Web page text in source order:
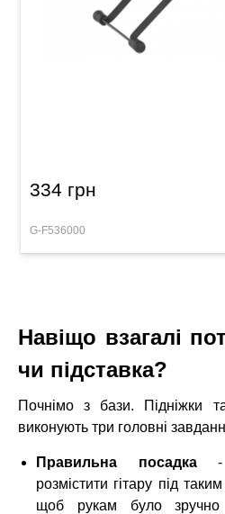
334 грн
G-F536000
Навіщо взагалі
чи підставка?
Почнімо з бази. Підніжки
виконують три головні
Правильна посадка-
розмістити гітару під
щоб рукам було